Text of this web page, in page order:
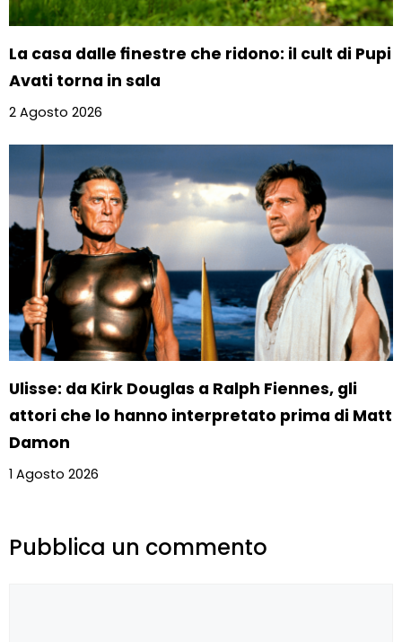
La casa dalle finestre che ridono: il cult di Pupi
Avati torna in sala
2 Agosto 2026
Ulisse: da Kirk Douglas a Ralph Fiennes, gli
attori che lo hanno interpretato prima di Matt
Damon
1 Agosto 2026
Pubblica un commento